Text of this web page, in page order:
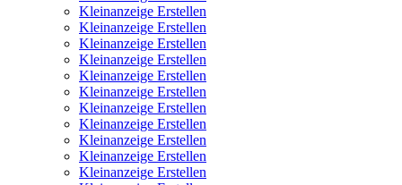
Kleinanzeige Erstellen
Kleinanzeige Erstellen
Kleinanzeige Erstellen
Kleinanzeige Erstellen
Kleinanzeige Erstellen
Kleinanzeige Erstellen
Kleinanzeige Erstellen
Kleinanzeige Erstellen
Kleinanzeige Erstellen
Kleinanzeige Erstellen
Kleinanzeige Erstellen